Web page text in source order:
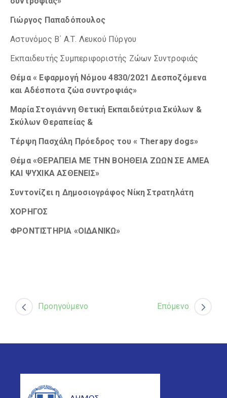
Γιώργος Παπαδόπουλος
Αστυνόμος Β΄ Α.Τ. Λευκού Πύργου
Εκπαιδευτής Συμπεριφοριστής Ζώων Συντροφιάς
Θέμα « Εφαρμογή Νόμου 4830/2021 Δεσποζόμενα
και Αδέσποτα ζώα συντροφιάς»
Μαρία Στογιάννη Θετική Εκπαιδεύτρια Σκύλων &
Σκύλων Θεραπείας &
Τέρψη Πασχάλη Πρόεδρος του « Τherapy dogs»
Θέμα «ΘΕΡΑΠΕΙΑ ΜΕ ΤΗΝ ΒΟΗΘΕΙΑ ΖΩΩΝ ΣΕ ΑΜΕΑ
ΚΑΙ ΨΥΧΙΚΑ ΑΣΘΕΝΕΙΣ»
Συντονίζει η Δημοσιογράφος Νίκη Στρατηλάτη
ΧΟΡΗΓΟΣ
ΦΡΟΝΤΙΣΤΗΡΙΑ «ΟΙΔΑΝΙΚΩ»
Προηγούμενο Επόμενο